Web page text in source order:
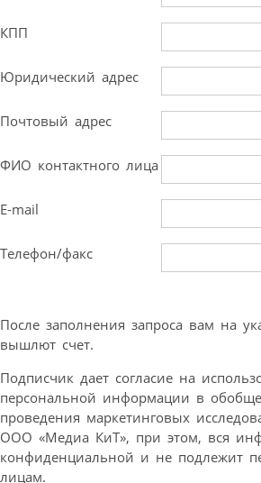
КПП
Юридический адрес
Почтовый адрес
ФИО контактного лица
E-mail
Телефон/факс
После заполнения запроса вам на
вышлют счет.
Подписчик дает согласие на
персональной информации в
проведения маркетинговых
ООО «Медиа КиТ», при этом, вся
конфиденциальной и не подлежит
лицам.